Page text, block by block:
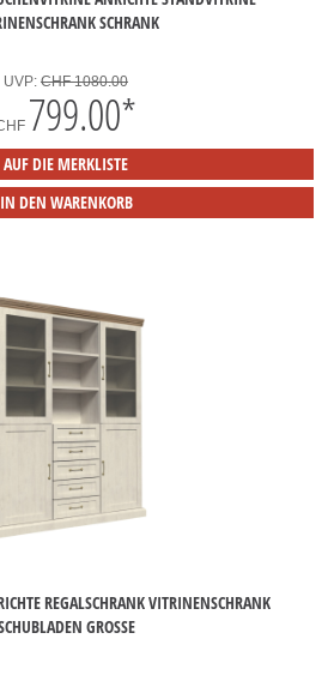
SCHRANK
UVP: CHF 1080.00
799.00*
AUF DIE MERKLISTE
IN DEN WARENKORB
REGALSCHRANK VITRINENSCHRANK
GROSSE